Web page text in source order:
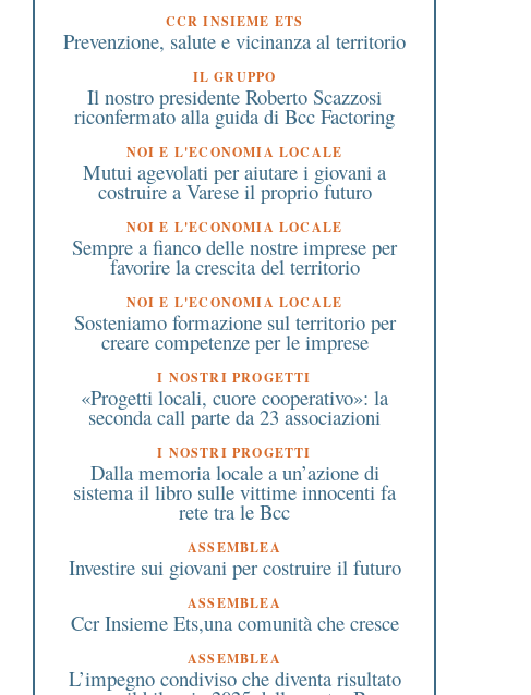
CCR INSIEME ETS
Prevenzione, salute e vicinanza al territorio
IL GRUPPO
Il nostro presidente Roberto Scazzosi
riconfermato alla guida di Bcc Factoring
NOI E L'ECONOMIA LOCALE
Mutui agevolati per aiutare i giovani a
costruire a Varese il proprio futuro
NOI E L'ECONOMIA LOCALE
Sempre a fianco delle nostre imprese per
favorire la crescita del territorio
NOI E L'ECONOMIA LOCALE
Sosteniamo formazione sul territorio per
creare competenze per le imprese
I NOSTRI PROGETTI
«Progetti locali, cuore cooperativo»: la
seconda call parte da 23 associazioni
I NOSTRI PROGETTI
Dalla memoria locale a un’azione di
sistema il libro sulle vittime innocenti fa
rete tra le Bcc
ASSEMBLEA
Investire sui giovani per costruire il futuro
ASSEMBLEA
Ccr Insieme Ets,una comunità che cresce
ASSEMBLEA
L’impegno condiviso che diventa risultato